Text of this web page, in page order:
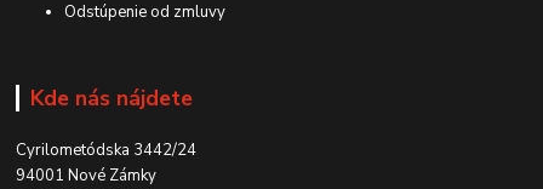
Odstúpenie od zmluvy
Kde nás nájdete
Cyrilometódska 3442/24
94001 Nové Zámky